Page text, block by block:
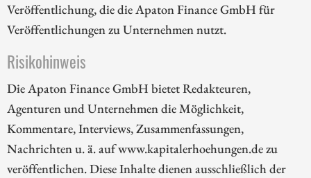
Veröffentlichung, die die Apaton Finance GmbH für
Veröffentlichungen zu Unternehmen nutzt.
Risikohinweis
Die Apaton Finance GmbH bietet Redakteuren,
Agenturen und Unternehmen die Möglichkeit,
Kommentare, Interviews, Zusammenfassungen,
Nachrichten u. ä. auf www.kapitalerhoehungen.de zu
veröffentlichen. Diese Inhalte dienen ausschließlich der